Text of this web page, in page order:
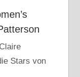
Stars von